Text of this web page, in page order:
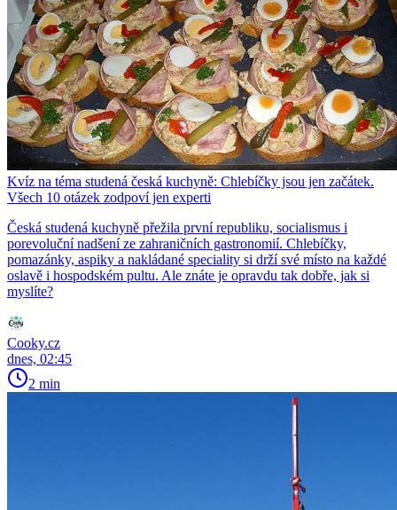
Kvíz na téma studená česká kuchyně: Chlebíčky jsou jen začátek.
Všech 10 otázek zodpoví jen experti
Česká studená kuchyně přežila první republiku, socialismus i
porevoluční nadšení ze zahraničních gastronomií. Chlebíčky,
pomazánky, aspiky a nakládané speciality si drží své místo na každé
oslavě i hospodském pultu. Ale znáte je opravdu tak dobře, jak si
myslíte?
Cooky.cz
dnes, 02:45
2 min